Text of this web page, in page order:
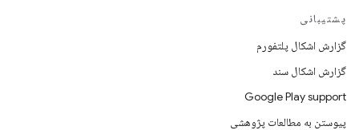
پشتیبانی
گزارش اشکال پلتفورم
گزارش اشکال سند
Google Play support
پیوستن به مطالعات پژوهشی